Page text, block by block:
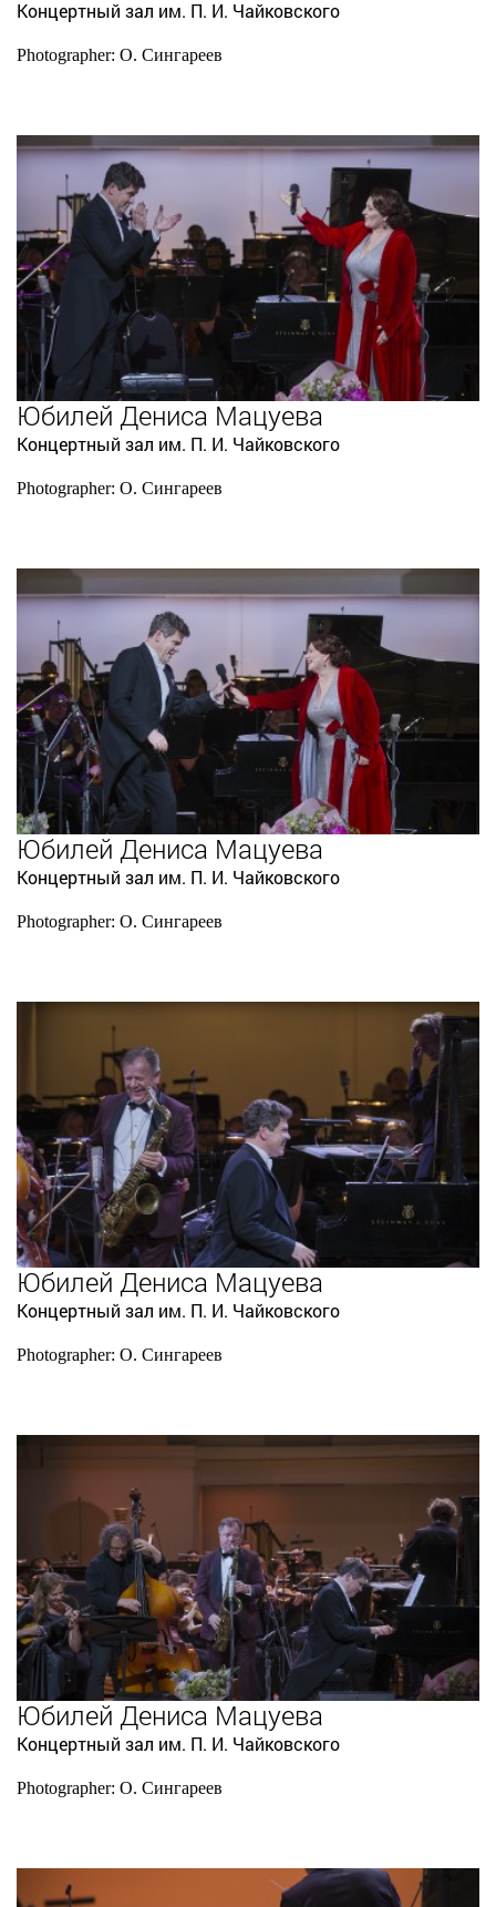
Концертный зал им. П. И. Чайковского
Photographer: О. Сингареев
Юбилей Дениса Мацуева
Концертный зал им. П. И. Чайковского
Photographer: О. Сингареев
Юбилей Дениса Мацуева
Концертный зал им. П. И. Чайковского
Photographer: О. Сингареев
Юбилей Дениса Мацуева
Концертный зал им. П. И. Чайковского
Photographer: О. Сингареев
Юбилей Дениса Мацуева
Концертный зал им. П. И. Чайковского
Photographer: О. Сингареев